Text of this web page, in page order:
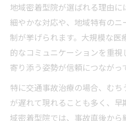
地域密着型院が選ばれる理由
細やかな対応や、地域特有の
制が挙げられます。大規模な医
的なコミュニケーションを重
寄り添う姿勢が信頼につながっ
特に交通事故治療の場合、む
が遅れて現れることも多く、
域密着型院では、事故直後か